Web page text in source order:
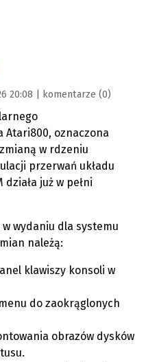
20:08 | komentarze (0)
Atari800, oznaczona
w rdzeniu
przerwań układu
działa już w pełni
wydaniu dla systemu
należą:
klawiszy konsoli w
do zaokrąglonych
obrazów dysków